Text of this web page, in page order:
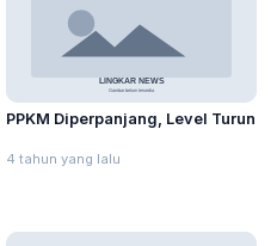
PPKM Diperpanjang, Level Turun
4 tahun yang lalu